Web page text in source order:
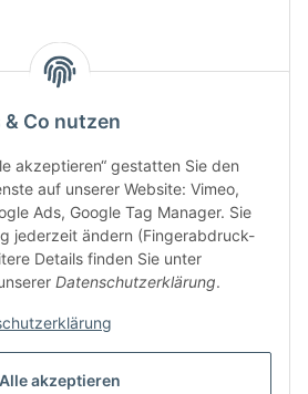
Alle akzeptieren
Co nutzen
akzeptieren“ gestatten Sie den
auf unserer Website: Vimeo,
Ads, Google Tag Manager. Sie
jederzeit ändern (Fingerabdruck-
Details finden Sie unter
Datenschutzerklärung.
SL-04 4-fach
1,4m Zuleitung